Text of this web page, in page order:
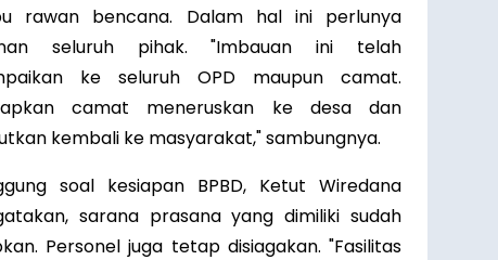
rawan bencana. Dalam hal ini perlunya
seluruh pihak. "Imbauan ini telah
ke seluruh OPD maupun camat.
camat meneruskan ke desa dan
kembali ke masyarakat," sambungnya.
soal kesiapan BPBD, Ketut Wiredana
sarana prasana yang dimiliki sudah
Personel juga tetap disiagakan. "Fasilitas